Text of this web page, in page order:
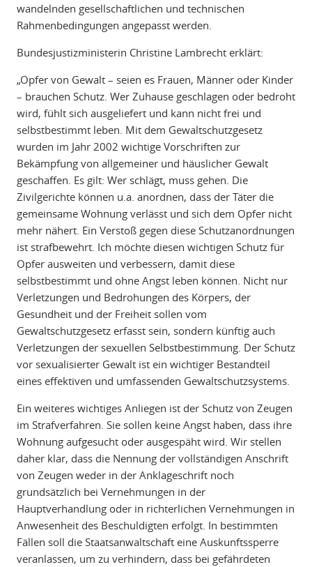
wandelnden gesellschaftlichen und technischen
Rahmenbedingungen angepasst werden.
Bundesjustizministerin Christine Lambrecht erklärt:
„Opfer von Gewalt – seien es Frauen, Männer oder Kinder
– brauchen Schutz. Wer Zuhause geschlagen oder bedroht
wird, fühlt sich ausgeliefert und kann nicht frei und
selbstbestimmt leben. Mit dem Gewaltschutzgesetz
wurden im Jahr 2002 wichtige Vorschriften zur
Bekämpfung von allgemeiner und häuslicher Gewalt
geschaffen. Es gilt: Wer schlägt, muss gehen. Die
Zivilgerichte können u.a. anordnen, dass der Täter die
gemeinsame Wohnung verlässt und sich dem Opfer nicht
mehr nähert. Ein Verstoß gegen diese Schutzanordnungen
ist strafbewehrt. Ich möchte diesen wichtigen Schutz für
Opfer ausweiten und verbessern, damit diese
selbstbestimmt und ohne Angst leben können. Nicht nur
Verletzungen und Bedrohungen des Körpers, der
Gesundheit und der Freiheit sollen vom
Gewaltschutzgesetz erfasst sein, sondern künftig auch
Verletzungen der sexuellen Selbstbestimmung. Der Schutz
vor sexualisierter Gewalt ist ein wichtiger Bestandteil
eines effektiven und umfassenden Gewaltschutzsystems.
Ein weiteres wichtiges Anliegen ist der Schutz von Zeugen
im Strafverfahren. Sie sollen keine Angst haben, dass ihre
Wohnung aufgesucht oder ausgespäht wird. Wir stellen
daher klar, dass die Nennung der vollständigen Anschrift
von Zeugen weder in der Anklageschrift noch
grundsätzlich bei Vernehmungen in der
Hauptverhandlung oder in richterlichen Vernehmungen in
Anwesenheit des Beschuldigten erfolgt. In bestimmten
Fällen soll die Staatsanwaltschaft eine Auskunftssperre
veranlassen, um zu verhindern, dass bei gefährdeten